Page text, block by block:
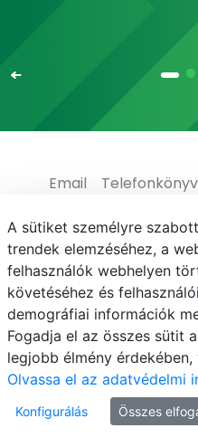
Email Telefonkönyv
Médiaközpont
©
A sütiket személyre
trendek elemzéséhez, a
felhasználók webhelyen
követéséhez és
demográfiai információk
Fogadja el az összes sütit
legjobb élmény
Olvassa el az adatvédelmi
Konfigurálás Összes